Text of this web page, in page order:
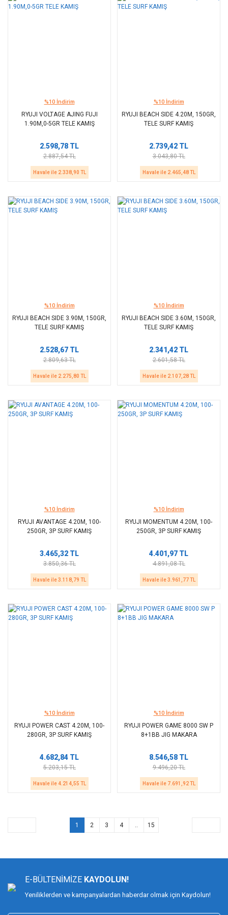
%10 İndirim
RYUJI VOLTAGE AJING FUJI
1.90M,0-5GR TELE KAMIŞ
2.598,78 TL
2.887,54 TL
Havale ile 2.338,90 TL
%10 İndirim
RYUJI BEACH SIDE 4.20M, 150GR,
TELE SURF KAMIŞ
2.739,42 TL
3.043,80 TL
Havale ile 2.465,48 TL
%10 İndirim
RYUJI BEACH SIDE 3.90M, 150GR,
TELE SURF KAMIŞ
2.528,67 TL
2.809,63 TL
Havale ile 2.275,80 TL
%10 İndirim
RYUJI BEACH SIDE 3.60M, 150GR,
TELE SURF KAMIŞ
2.341,42 TL
2.601,58 TL
Havale ile 2.107,28 TL
%10 İndirim
RYUJI AVANTAGE 4.20M, 100-
250GR, 3P SURF KAMIŞ
3.465,32 TL
3.850,36 TL
Havale ile 3.118,79 TL
%10 İndirim
RYUJI MOMENTUM 4.20M, 100-
250GR, 3P SURF KAMIŞ
4.401,97 TL
4.891,08 TL
Havale ile 3.961,77 TL
%10 İndirim
RYUJI POWER CAST 4.20M, 100-
280GR, 3P SURF KAMIŞ
4.682,84 TL
5.203,15 TL
Havale ile 4.214,55 TL
%10 İndirim
RYUJI POWER GAME 8000 SW P
8+1BB JIG MAKARA
8.546,58 TL
9.496,20 TL
Havale ile 7.691,92 TL
1 2 3 4 .. 15
E-BÜLTENİMİZE KAYDOLUN!
Yeniliklerden ve kampanyalardan haberdar olmak için Kaydolun!